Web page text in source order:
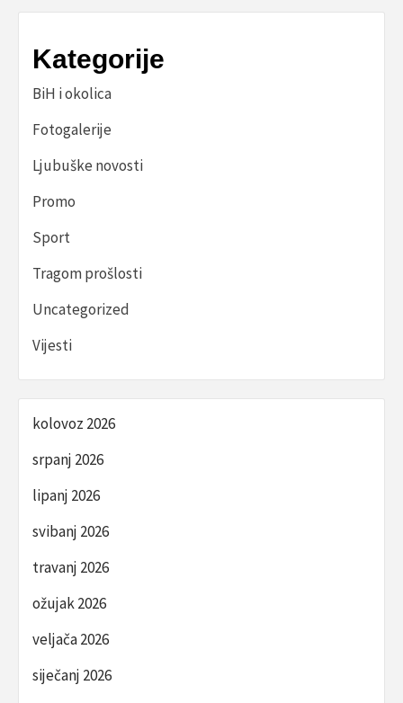
Kategorije
BiH i okolica
Fotogalerije
Ljubuške novosti
Promo
Sport
Tragom prošlosti
Uncategorized
Vijesti
kolovoz 2026
srpanj 2026
lipanj 2026
svibanj 2026
travanj 2026
ožujak 2026
veljača 2026
siječanj 2026